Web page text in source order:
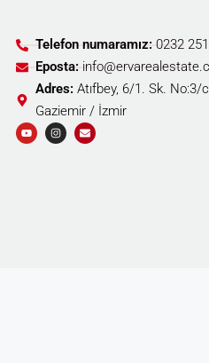
Telefon numaramız: 0232
Eposta:
Adres: Atıfbey, 6/1. Sk. No:3/
Gaziemir / İzmir